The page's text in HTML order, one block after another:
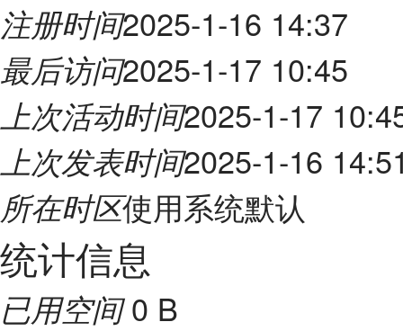
注册时间2025-1-16 14:37
最后访问2025-1-17 10:45
上次活动时间2025-1-17
上次发表时间2025-1-16
所在时区使用系统默认
统计信息
已用空间0 B